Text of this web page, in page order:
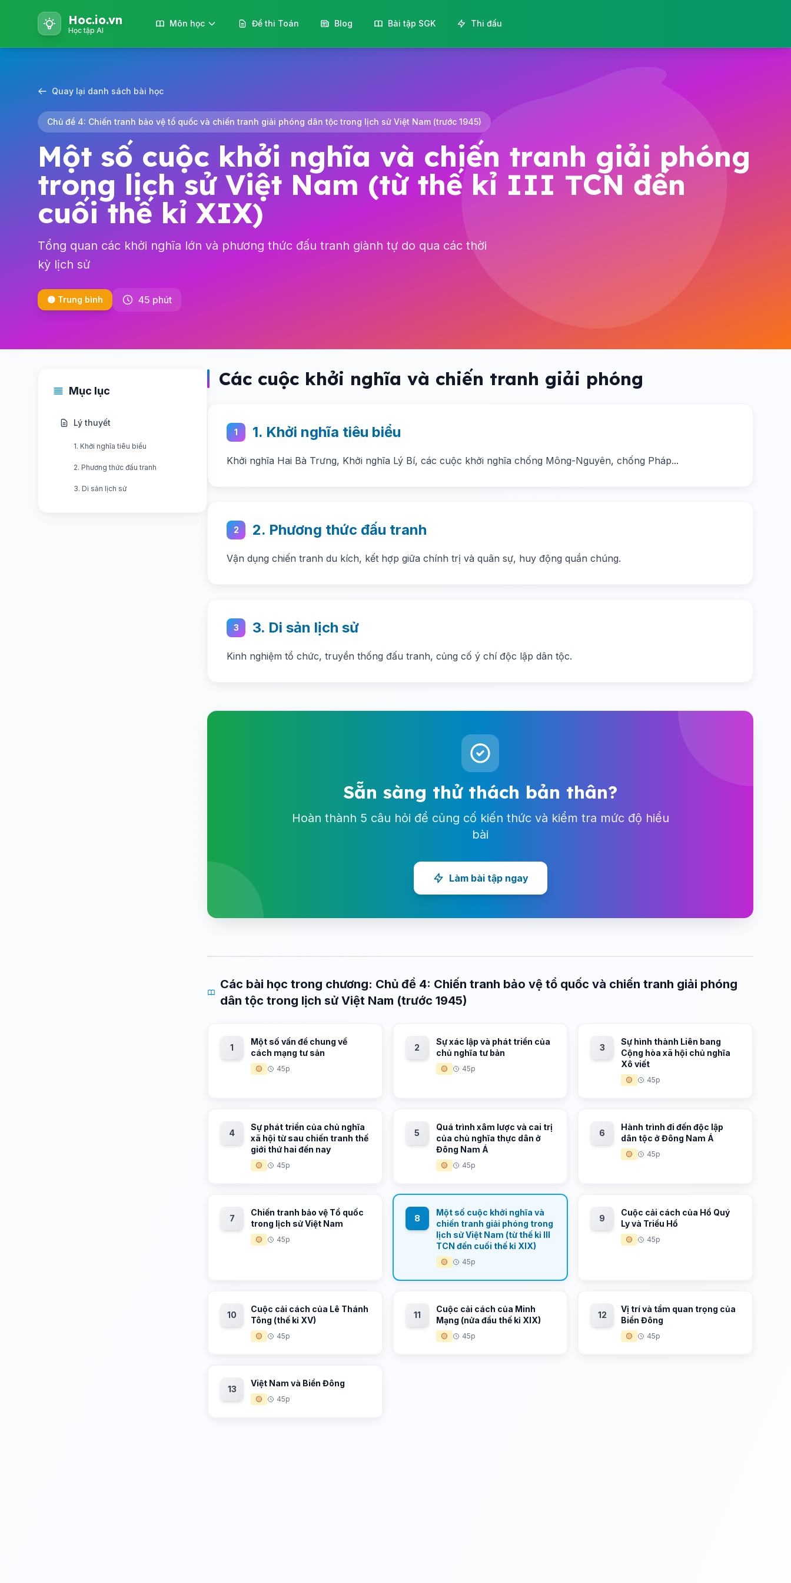
Hoc.io.vn
Học tập AI
Môn học Đề thi Toán Blog Bài tập SGK Thi đấu
Quay lại danh sách bài học
Chủ đề 4: Chiến tranh bảo vệ tổ quốc và chiến tranh giải phóng dân tộc trong lịch sử Việt Nam (trước 1945)
Một số cuộc khởi nghĩa và chiến tranh giải phóng
trong lịch sử Việt Nam (từ thế kỉ III TCN đến
cuối thế kỉ XIX)
Tổng quan các khởi nghĩa lớn và phương thức đấu tranh giành tự do qua các thời
kỳ lịch sử
🟡 Trung bình 45 phút
Mục lục
Lý thuyết
1. Khởi nghĩa tiêu biểu
2. Phương thức đấu tranh
3. Di sản lịch sử
Các cuộc khởi nghĩa và chiến tranh giải phóng
1 1. Khởi nghĩa tiêu biểu
Khởi nghĩa Hai Bà Trưng, Khởi nghĩa Lý Bí, các cuộc khởi nghĩa chống Mông-Nguyên, chống Pháp...
2 2. Phương thức đấu tranh
Vận dụng chiến tranh du kích, kết hợp giữa chính trị và quân sự, huy động quần chúng.
3 3. Di sản lịch sử
Kinh nghiệm tổ chức, truyền thống đấu tranh, củng cố ý chí độc lập dân tộc.
Sẵn sàng thử thách bản thân?
Hoàn thành 5 câu hỏi để củng cố kiến thức và kiểm tra mức độ hiểu
bài
Làm bài tập ngay
Các bài học trong chương: Chủ đề 4: Chiến tranh bảo vệ tổ quốc và chiến tranh giải phóng
dân tộc trong lịch sử Việt Nam (trước 1945)
1
Một số vấn đề chung về
cách mạng tư sản
🟡 45p
2
Sự xác lập và phát triển của
chủ nghĩa tư bản
🟡 45p
3
Sự hình thành Liên bang
Cộng hòa xã hội chủ nghĩa
Xô viết
🟡 45p
4
Sự phát triển của chủ nghĩa
xã hội từ sau chiến tranh thế
giới thứ hai đến nay
🟡 45p
5
Quá trình xâm lược và cai trị
của chủ nghĩa thực dân ở
Đông Nam Á
🟡 45p
6
Hành trình đi đến độc lập
dân tộc ở Đông Nam Á
🟡 45p
7
Chiến tranh bảo vệ Tổ quốc
trong lịch sử Việt Nam
🟡 45p
8
Một số cuộc khởi nghĩa và
chiến tranh giải phóng trong
lịch sử Việt Nam (từ thế kỉ III
TCN đến cuối thế kỉ XIX)
🟡 45p
9
Cuộc cải cách của Hồ Quý
Ly và Triều Hồ
🟡 45p
10
Cuộc cải cách của Lê Thánh
Tông (thế kỉ XV)
🟡 45p
11
Cuộc cải cách của Minh
Mạng (nửa đầu thế kỉ XIX)
🟡 45p
12
Vị trí và tầm quan trọng của
Biển Đông
🟡 45p
13
Việt Nam và Biển Đông
🟡 45p